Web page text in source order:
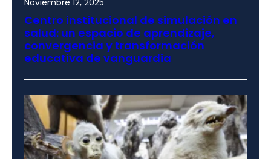
Centro institucional de simulación en
salud: un espacio de aprendizaje,
convergencia y transformación
educativa de vanguardia